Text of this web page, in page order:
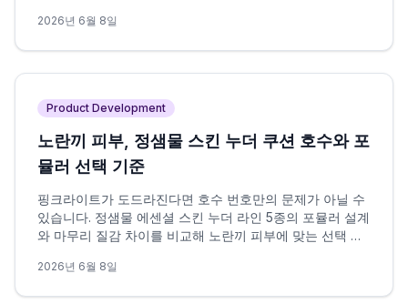
다.
2026년 6월 8일
Product Development
노란끼 피부, 정샘물 스킨 누더 쿠션 호수와 포
뮬러 선택 기준
핑크라이트가 도드라진다면 호수 번호만의 문제가 아닐 수
있습니다. 정샘물 에센셜 스킨 누더 라인 5종의 포뮬러 설계
와 마무리 질감 차이를 비교해 노란끼 피부에 맞는 선택 조
2026년 6월 8일